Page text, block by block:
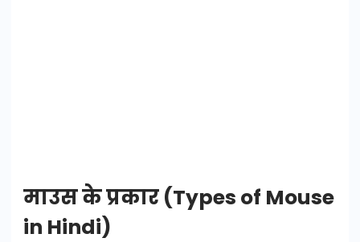
माउस के प्रकार (Types of Mouse
in Hindi)